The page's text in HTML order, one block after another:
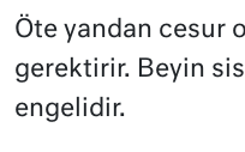
Öte yandan cesur
gerektirir. Beyin
engelidir.